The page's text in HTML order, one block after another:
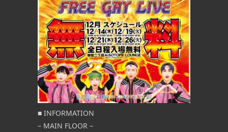
■ INFORMATION
– MAIN FLOOR –